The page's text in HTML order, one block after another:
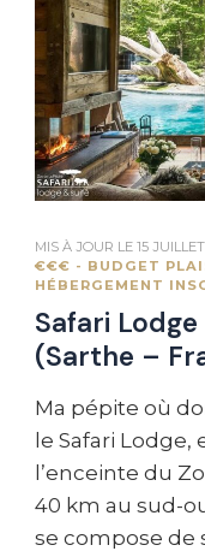
MIS À JOUR LE 15
€€€ - BUDGET
HÉBERGEMENT
Safari
(Sarthe –
Ma pépite où
le Safari Lodge,
l’enceinte du
40 km au sud-
se compose de